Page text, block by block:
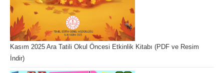
Kasım 2025 Ara Tatili Okul Öncesi Etkinlik Kitabı (PDF ve Resim
İndir)